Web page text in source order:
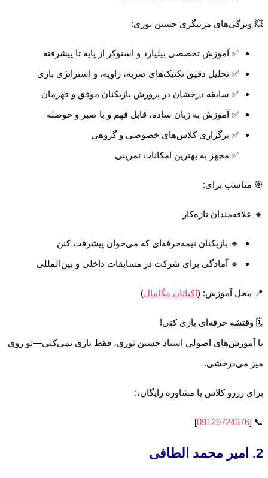
💥 ویژگی‌های مربیگری حسین نوری:
✅ آموزش تخصصی بیلیارد و اسنوکر از پایه تا پیشرفته
✅ تحلیل دقیق تکنیک‌های ضربه، زاویه، و استراتژی بازی
✅ سابقه درخشان در پرورش بازیکنان موفق و قهرمان
✅ آموزش به زبان ساده، قابل فهم و با صبر و حوصله
✅ برگزاری کلاس‌های خصوصی و گروهی
✅ مجهز به بهترین امکانات تمرینی
🎯 مناسب برای:
🔸 علاقه‌مندان تازه‌کار
🔸 بازیکنان نیمه‌حرفه‌ای که می‌خوان پیشرفت کنن
🔸 آمادگی برای شرکت در مسابقات داخلی و بین‌المللی
📍 محل آموزش: (اکباتان مگامال)
🗓 وقتشه حرفه‌ای بازی کنی!
با آموزش‌های اصولی استاد حسین نوری، فقط بازی نمی‌کنی—تو روی
میز می‌درخشی.
برای رزرو کلاس یا مشاوره رایگان،:
📞 [
09129724376
]
2. امیر محمد الطافی